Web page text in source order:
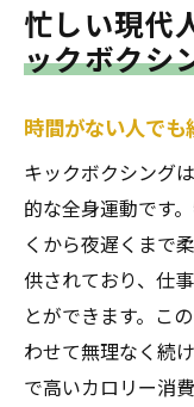
忙しい現代
ックボクシ
時間がない人で
キックボクシング
的な全身運動です
くから夜遅くまで
供されており、仕
とができます。こ
わせて無理なく続
で高いカロリー消